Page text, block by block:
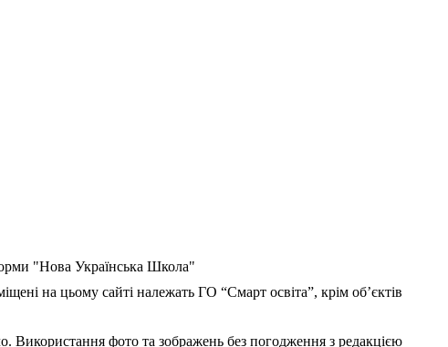
"Нова Українська Школа"
на цьому сайті належать ГО “Смарт освіта”, крім об’єктів
Використання фото та зображень без погодження з редакцією